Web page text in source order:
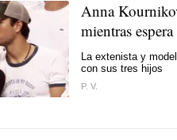
Anna
mientras
La extenista y
con sus tres hijos
P. V.